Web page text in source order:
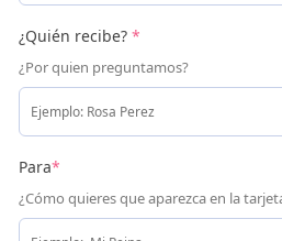
¿Quién recibe? *
¿Por quien preguntamos?
Para*
¿Cómo quieres que aparezca en la